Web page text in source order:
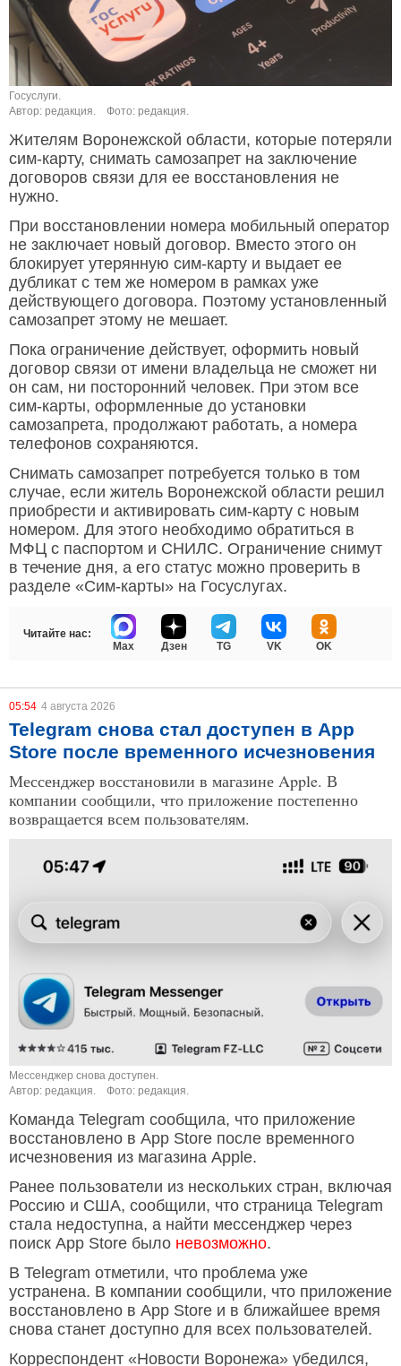
Госуслуги.
Автор: редакция.
Фото: редакция.
Жителям Воронежской области, которые потеряли
сим-карту, снимать самозапрет на заключение
договоров связи для ее восстановления не
нужно.
При восстановлении номера мобильный оператор
не заключает новый договор. Вместо этого он
блокирует утерянную сим-карту и выдает ее
дубликат с тем же номером в рамках уже
действующего договора. Поэтому установленный
самозапрет этому не мешает.
Пока ограничение действует, оформить новый
договор связи от имени владельца не сможет ни
он сам, ни посторонний человек. При этом все
сим-карты, оформленные до установки
самозапрета, продолжают работать, а номера
телефонов сохраняются.
Снимать самозапрет потребуется только в том
случае, если житель Воронежской области решил
приобрести и активировать сим-карту с новым
номером. Для этого необходимо обратиться в
МФЦ с паспортом и СНИЛС. Ограничение снимут
в течение дня, а его статус можно проверить в
разделе «Сим-карты» на Госуслугах.
Читайте нас:
Max
Дзен TG VK OK
05:54 4 августа 2026
Telegram снова стал доступен в App
Store после временного исчезновения
Мессенджер восстановили в магазине Apple. В
компании сообщили, что приложение постепенно
возвращается всем пользователям.
Мессенджер снова доступен.
Автор: редакция.
Фото: редакция.
Команда Telegram сообщила, что приложение
восстановлено в App Store после временного
исчезновения из магазина Apple.
Ранее пользователи из нескольких стран, включая
Россию и США, сообщили, что страница Telegram
стала недоступна, а найти мессенджер через
поиск App Store было невозможно.
В Telegram отметили, что проблема уже
устранена. В компании сообщили, что приложение
восстановлено в App Store и в ближайшее время
снова станет доступно для всех пользователей.
Корреспондент «Новости Воронежа» убедился,